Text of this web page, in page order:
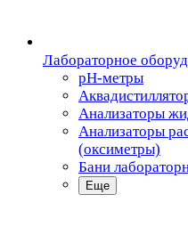
Лабораторное
pH-метры
Анализаторы
Анализаторы
(оксиметры)
Бани
Еще